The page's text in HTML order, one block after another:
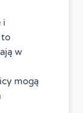
i
to
w
mogą